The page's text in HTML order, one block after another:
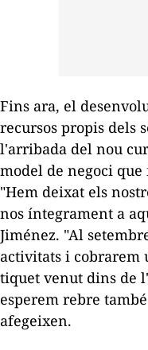
Fins ara, el
recursos propis dels
l'arribada del nou
model de negoci
"Hem deixat els
nos íntegrament a
Jiménez. "Al
activitats i cobrarem
tiquet venut dins de
esperem rebre
afegeixen.